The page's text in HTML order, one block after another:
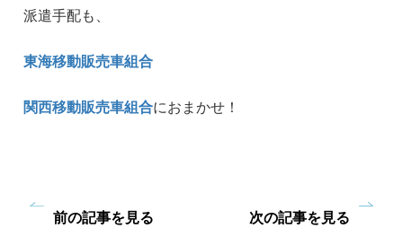
派遣手配も、
東海移動販売車組合
関西移動販売車組合におまかせ！
前の記事を見る 次の記事を見る